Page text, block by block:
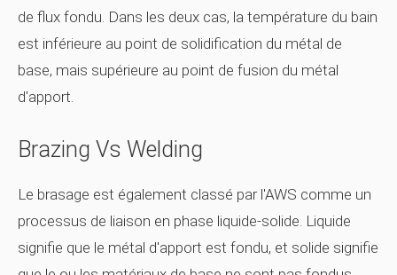
de flux fondu. Dans les deux cas, la température du bain
est inférieure au point de solidification du métal de
base, mais supérieure au point de fusion du métal
d'apport.
Brazing Vs Welding
Le brasage est également classé par l'AWS comme un
processus de liaison en phase liquide-solide. Liquide
signifie que le métal d'apport est fondu, et solide signifie